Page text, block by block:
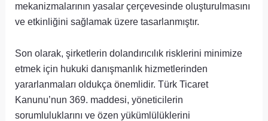
mekanizmalarının yasalar çerçevesinde oluşturulmasını
ve etkinliğini sağlamak üzere tasarlanmıştır.
Son olarak, şirketlerin dolandırıcılık risklerini minimize
etmek için hukuki danışmanlık hizmetlerinden
yararlanmaları oldukça önemlidir. Türk Ticaret
Kanunu’nun 369. maddesi, yöneticilerin
sorumluluklarını ve özen yükümlülüklerini